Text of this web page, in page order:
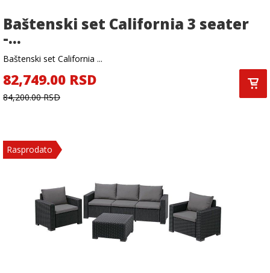
Baštenski set California 3 seater
-...
Baštenski set California ...
82,749.00 RSD
84,200.00 RSD
Rasprodato